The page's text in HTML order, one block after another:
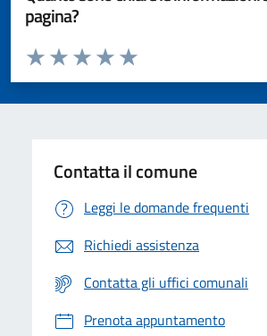
pagina?
Valuta da 1 a 5 stelle la pagina
Valuta 5 stelle su 5
Valuta 4 stelle su 5
Valuta 3 stelle su 5
Valuta 2 stelle su 5
Valuta 1 stelle su 5
Contatta il comune
Leggi le domande frequenti
Richiedi assistenza
Contatta gli uffici comunali
Prenota appuntamento